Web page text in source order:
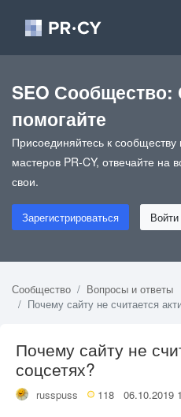
SEO
помогайте
Присоединяйтесь к
мастеров PR-CY, отвечайте на
свои.
Зарегистрироваться Войти
Сообщество
Вопросы и ответы
Почему сайту не считается
Почему сайту не
соцсетях?
russpuss 118 06.10.2019